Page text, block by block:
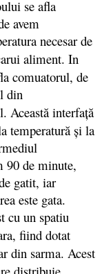
se afla
avem
necesar de
aliment. In
comuatorul, de
din
Această interfaţă
temperatură şi la
90 de minute,
gatit, iar
este gata.
cu un spatiu
fiind dotat
din sarma. Acest